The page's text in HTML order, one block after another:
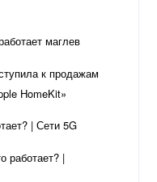
маглев
к продажам
HomeKit»
| Сети 5G
работает? |